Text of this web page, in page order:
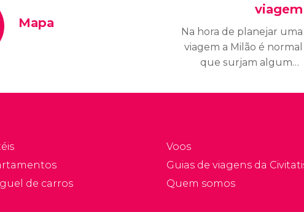
Mapa
viagem
Na hora de planejar uma
viagem a Milão é normal
que surjam algumas
horário comercial, a
mais comuns.
de carros
Voos
Guias de viagens da
Quem somos